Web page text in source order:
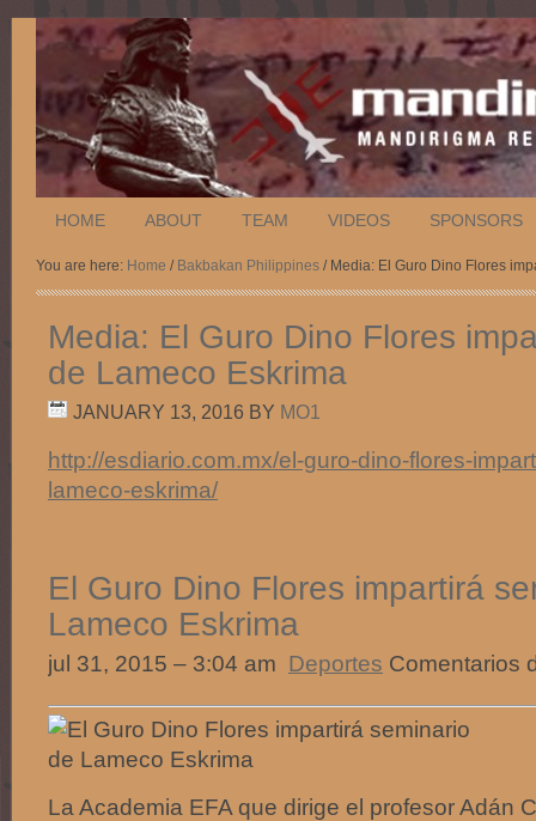
HOME ABOUT TEAM VIDEOS SPONSORS
You are here: Home / Bakbakan Philippines / Media: El Guro Dino Flores
Media: El Guro Dino Flores
de Lameco Eskrima
JANUARY 13, 2016 BY MO1
http://esdiario.com.mx/el-guro-dino-flores-
lameco-eskrima/
El Guro Dino Flores impartirá
Lameco Eskrima
jul 31, 2015 – 3:04 am Deportes Comentarios
La Academia EFA que dirige el profesor Adán